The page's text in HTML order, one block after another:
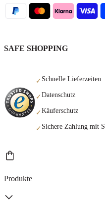
SAFE SHOPPING
✓ Schnelle Lieferzeiten
✓Datenschutz
✓Käuferschutz
✓ Sichere Zahlung mit
Produkte